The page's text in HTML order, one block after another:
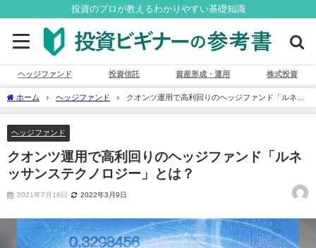
投資のプロが教えるわかりやすい基礎知識
ヘッジファンド 投資信託 資産形成・運用 株式投資
ホーム ヘッジファンド
クオンツ運用で高利回りのヘッジファンド「ルネッ
サンステクノロジー」とは？
ヘッジファンド
クオンツ運用で高利回りのヘッジファンド「ルネ
ッサンステクノロジー」とは？
2021年7月16日 2022年3月9日